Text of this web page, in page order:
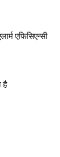
एफिसिएन्सी
है